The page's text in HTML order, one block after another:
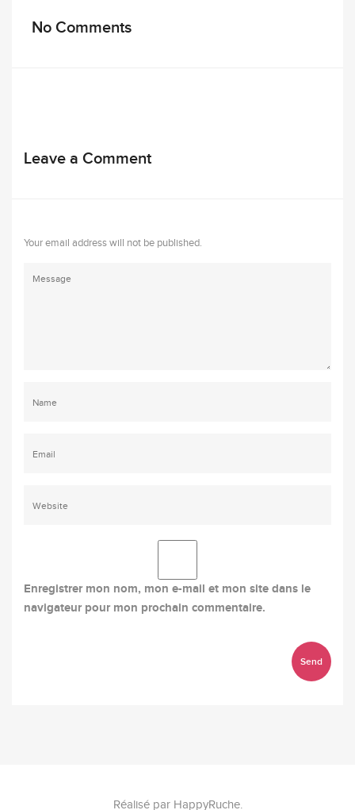
No Comments
Leave a Comment
Your email address will not be published.
Enregistrer mon nom, mon e-mail et mon site dans le
navigateur pour mon prochain commentaire.
Réalisé par HappyRuche.